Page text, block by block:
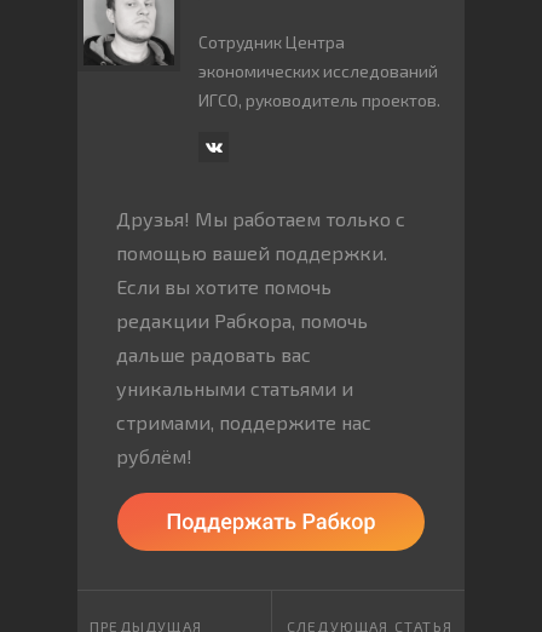
Сотрудник Центра
экономических исследований
ИГСО, руководитель проектов.
Друзья! Мы работаем только с
помощью вашей поддержки.
Если вы хотите помочь
редакции Рабкора, помочь
дальше радовать вас
уникальными статьями и
стримами, поддержите нас
рублём!